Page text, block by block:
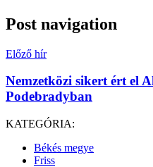
Post navigation
Előző hír
Nemzetközi sikert ért el
Podebradyban
KATEGÓRIA:
Békés megye
Friss